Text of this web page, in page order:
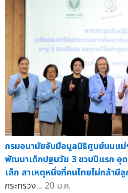
กรมอนามัยจับมือมูลนิธิศูนย์นมแ
พัฒนาเด็กปฐมวัย 3 ขวบปีแรก อุ
เล็ก สาเหตุหนึ่งที่คนไทยไม่กล้ามีลู
กระทรวง... 20 ม.ค.